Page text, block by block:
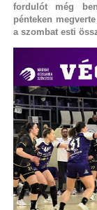
fordulót még
pénteken
a szombat esti